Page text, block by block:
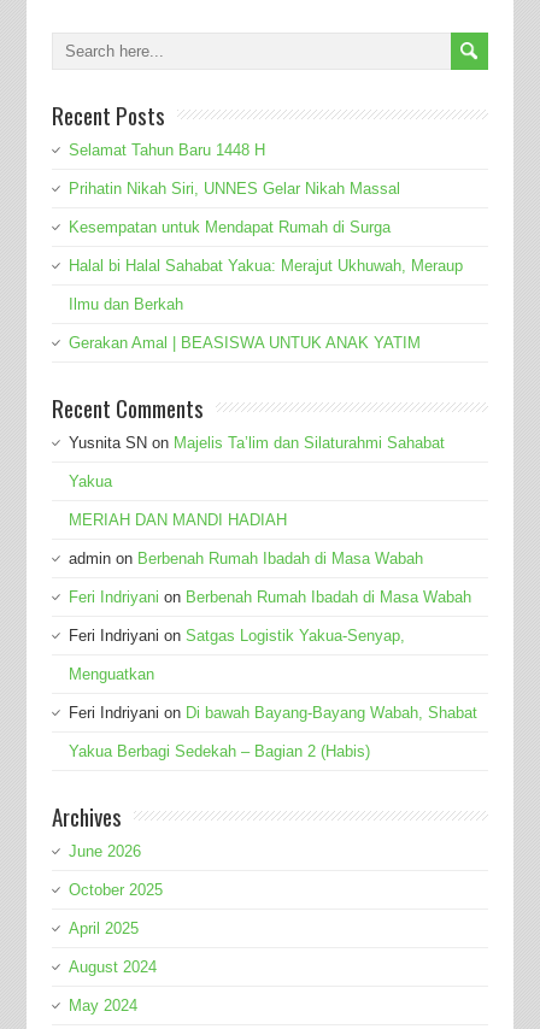
Recent Posts
Selamat Tahun Baru 1448 H
Prihatin Nikah Siri, UNNES Gelar Nikah Massal
Kesempatan untuk Mendapat Rumah di Surga
Halal bi Halal Sahabat Yakua: Merajut Ukhuwah, Meraup
Ilmu dan Berkah
Gerakan Amal | BEASISWA UNTUK ANAK YATIM
Recent Comments
Yusnita SNon Majelis Ta’lim dan Silaturahmi Sahabat
Yakua
MERIAH DAN MANDI HADIAH
adminon Berbenah Rumah Ibadah di Masa Wabah
Feri Indriyani on Berbenah Rumah Ibadah di Masa Wabah
Feri Indriyani on Satgas Logistik Yakua-Senyap,
Menguatkan
Feri Indriyani on Di bawah Bayang-Bayang Wabah, Shabat
Yakua Berbagi Sedekah – Bagian 2 (Habis)
Archives
June 2026
October 2025
April 2025
August 2024
May 2024